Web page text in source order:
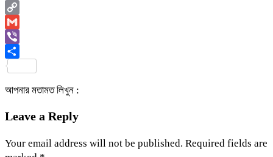
Email
Copy
Link
Gmail
Viber
আপনার মতামত লিখুন :
Leave a Reply
Your email address will not be published. Required fields are